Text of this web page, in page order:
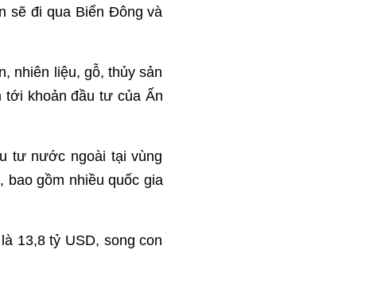
sẽ đi qua Biển Đông và
nhiên liệu, gỗ, thủy sản
tới khoản đầu tư của Ấn
tư nước ngoài tại vùng
bao gồm nhiều quốc gia
13,8 tỷ USD, song con